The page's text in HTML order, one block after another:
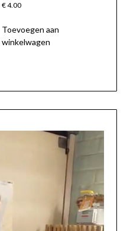
€4.00
Toevoegen aan
winkelwagen